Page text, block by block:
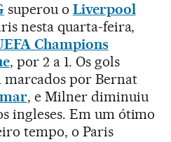
superou o Liverpool
nesta quarta-feira,
Champions
, por 2 a 1. Os gols
marcados por Bernat
, e Milner diminuiu
ingleses. Em um ótimo
tempo, o Paris